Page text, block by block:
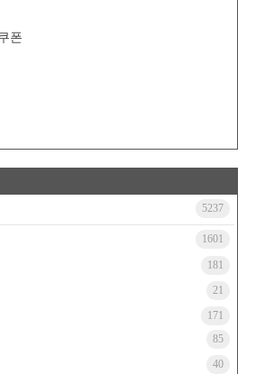
폰
5237
1601
181
21
171
85
40